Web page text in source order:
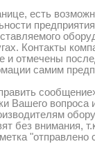
есть
Контакты
и отмечены
самим
Вашего вопроса
без внимания,
"отправлено